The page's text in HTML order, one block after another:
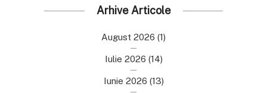
Arhive Articole
August 2026 (1)
Iulie 2026 (14)
Iunie 2026 (13)